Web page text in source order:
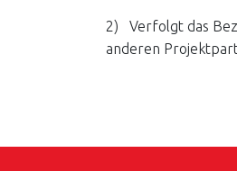
2) Verfolgt das
anderen